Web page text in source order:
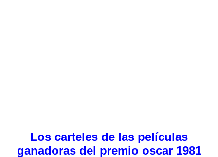
Los carteles de las películas
ganadoras del premio oscar 1981